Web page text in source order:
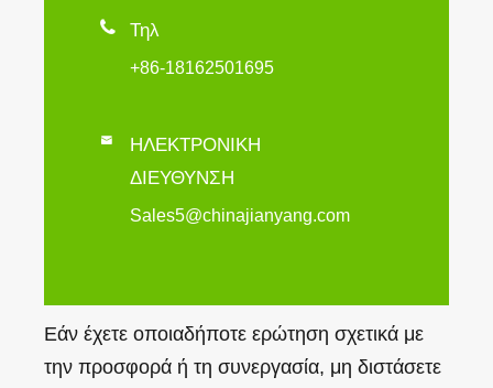
 Τηλ
+86-18162501695

ΗΛΕΚΤΡΟΝΙΚΗ
ΔΙΕΥΘΥΝΣΗ
Sales5@chinajianyang.com
Εάν έχετε οποιαδήποτε ερώτηση σχετικά με
την προσφορά ή τη συνεργασία, μη διστάσετε